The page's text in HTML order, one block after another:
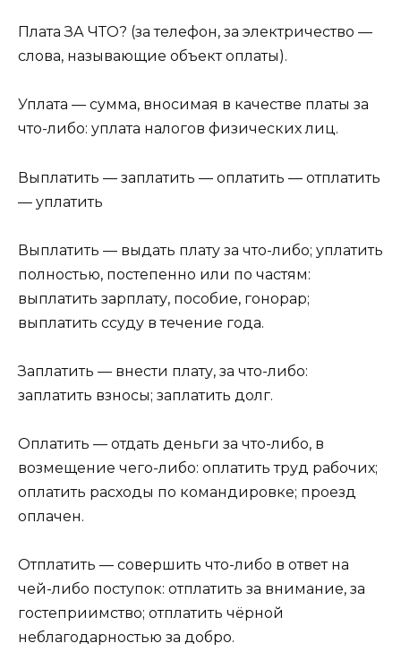
Плата ЗА ЧТО? (за телефон, за электричество —
слова, называющие объект оплаты).
Уплата — сумма, вносимая в качестве платы за
что-либо: уплата налогов физических лиц.
Выплатить — заплатить — оплатить — отплатить
— уплатить
Выплатить — выдать плату за что-либо; уплатить
полностью, постепенно или по частям:
выплатить зар­плату, пособие, гонорар;
выплатить ссуду в течение года.
Заплатить — внести плату, за что-либо:
заплатить взносы; заплатить долг.
Оплатить — отдать деньги за что-либо, в
возмещение чего-либо: оплатить труд рабочих;
оплатить рас­ходы по командировке; проезд
оплачен.
Отплатить — совершить что-либо в ответ на
чей-либо поступок: отплатить за внимание, за
гостеприим­ство; отплатить чёрной
неблагодарностью за добро.